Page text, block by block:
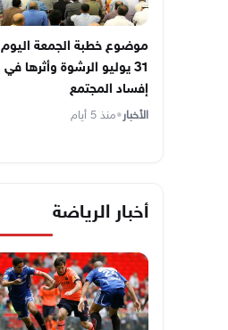
موضوع خطبة الجمعة اليوم
31 يوليو الرشوة وأثرها في
إفساد المجتمع
الأخبار•منذ 5 أيام
أخبار الرياضة